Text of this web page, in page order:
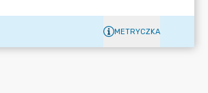
METRYCZKA